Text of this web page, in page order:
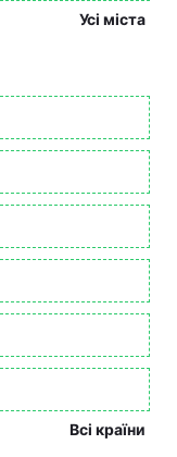
Усі міста
Всі країни